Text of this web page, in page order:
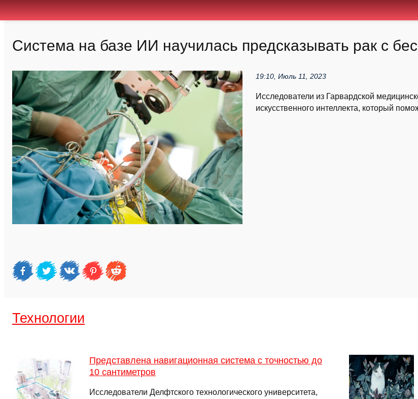
Система на базе ИИ научилась предсказывать рак с
19:10, Июль 11, 2023
Исследователи из Гарвардской
искусственного интеллекта, который
Технологии
Представлена навигационная система с точностью до
10 сантиметров
Исследователи Делфтского технологического университета,